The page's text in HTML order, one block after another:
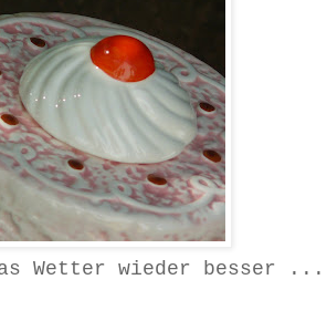
Wetter wieder besser ...